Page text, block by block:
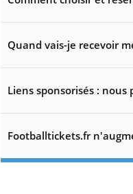
Quand vais-je recevoir
Liens sponsorisés :
Footballtickets.fr